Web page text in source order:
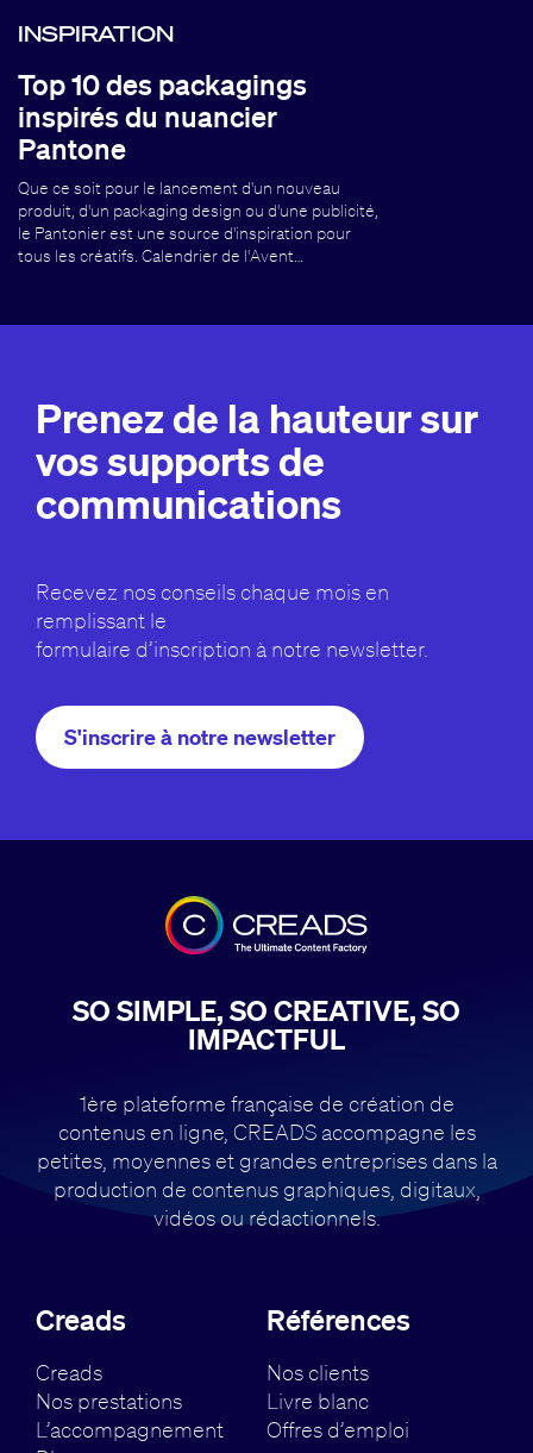
INSPIRATION
Top 10 des packagings
inspirés du nuancier
Pantone
Que ce soit pour le lancement d'un nouveau
produit, d'un packaging design ou d'une publicité,
le Pantonier est une source d'inspiration pour
tous les créatifs. Calendrier de l'Avent…
Prenez de la hauteur sur
vos supports de
communications
Recevez nos conseils chaque mois en
remplissant le
formulaire d’inscription à notre newsletter.
S'inscrire à notre newsletter
SO SIMPLE, SO CREATIVE, SO
IMPACTFUL
1ère plateforme française de création de
contenus en ligne, CREADS accompagne les
petites, moyennes et grandes entreprises dans la
production de contenus graphiques, digitaux,
vidéos ou rédactionnels.
Creads
Creads
Nos prestations
L’accompagnement
Références
Nos clients
Livre blanc
Offres d’emploi